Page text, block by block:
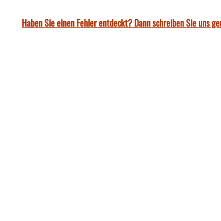
Haben Sie einen Fehler entdeckt? Dann schreiben Sie uns